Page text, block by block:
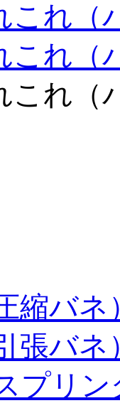
これ（
これ（
これ（
縮バネ
張バネ
プリン